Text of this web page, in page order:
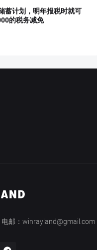
蓄计划，明年报税时就可
的税务减免
邮：winrayland@gmail.com